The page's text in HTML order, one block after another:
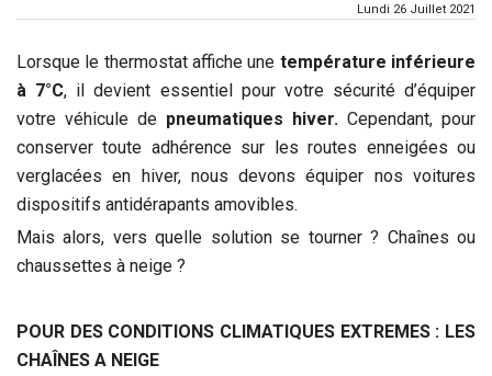
Lundi 26 Juillet 2021
Lorsque le thermostat affiche une température inférieure
à 7°C, il devient essentiel pour votre sécurité d’équiper
votre véhicule de pneumatiques hiver. Cependant, pour
conserver toute adhérence sur les routes enneigées ou
verglacées en hiver, nous devons équiper nos voitures
dispositifs antidérapants amovibles.
Mais alors, vers quelle solution se tourner ? Chaînes ou
chaussettes à neige ?
POUR DES CONDITIONS CLIMATIQUES EXTREMES : LES
CHAÎNES A NEIGE